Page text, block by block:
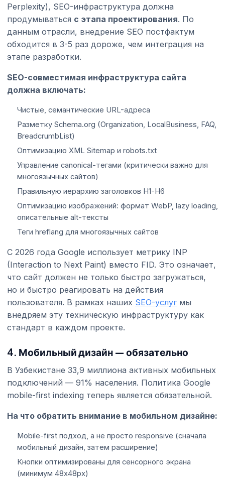
Perplexity), SEO-инфраструктура должна
продумываться с этапа проектирования. По
данным отрасли, внедрение SEO постфактум
обходится в 3-5 раз дороже, чем интеграция на
этапе разработки.
SEO-совместимая инфраструктура сайта
должна включать:
Чистые, семантические URL-адреса
Разметку Schema.org (Organization, LocalBusiness, FAQ,
BreadcrumbList)
Оптимизацию XML Sitemap и robots.txt
Управление canonical-тегами (критически важно для
многоязычных сайтов)
Правильную иерархию заголовков H1-H6
Оптимизацию изображений: формат WebP, lazy loading,
описательные alt-тексты
Теги hreflang для многоязычных сайтов
С 2026 года Google использует метрику INP
(Interaction to Next Paint) вместо FID. Это означает,
что сайт должен не только быстро загружаться,
но и быстро реагировать на действия
пользователя. В рамках наших SEO-услугмы
внедряем эту техническую инфраструктуру как
стандарт в каждом проекте.
4. Мобильный дизайн — обязательно
В Узбекистане 33,9 миллиона активных мобильных
подключений — 91% населения. Политика Google
mobile-first indexing теперь является обязательной.
На что обратить внимание в мобильном дизайне:
Mobile-first подход, а не просто responsive (сначала
мобильный дизайн, затем расширение)
Кнопки оптимизированы для сенсорного экрана
(минимум 48x48px)